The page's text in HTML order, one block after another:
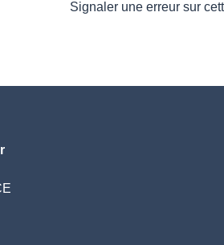
Signaler une erreur sur